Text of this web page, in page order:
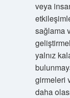
veya
sağlama
yalnız
girmeleri
daha